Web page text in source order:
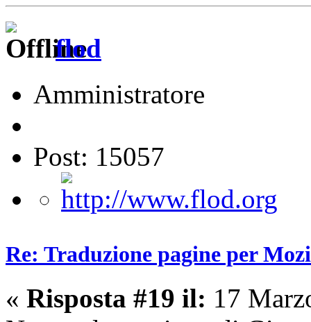
flod
Amministratore
Post: 15057
Re: Traduzione pagine per
« Risposta #19 il: 17